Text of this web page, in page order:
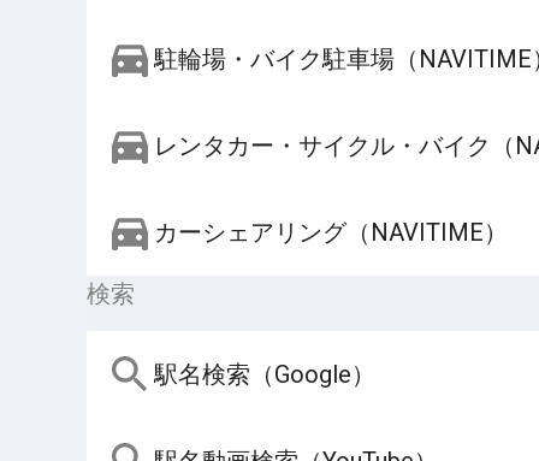
駐輪場・バイク駐車場（NAVITIME
レンタカー・サイクル・バイク（
カーシェアリング（NAVITIME）
検索
駅名検索（Google）